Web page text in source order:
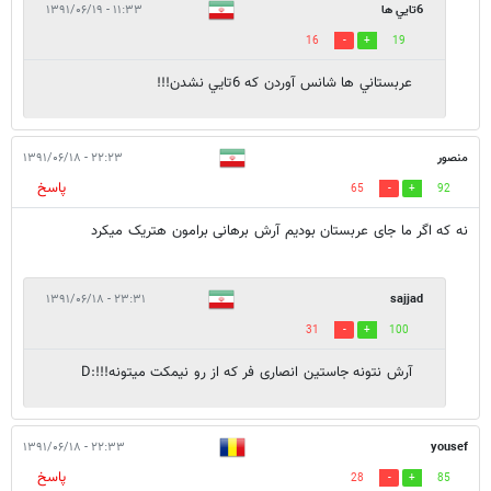
6تايي ها ۱۱:۳۳ - ۱۳۹۱/۰۶/۱۹
19
16
عربستاني ها شانس آوردن كه 6تايي نشدن!!!
منصور ۲۲:۲۳ - ۱۳۹۱/۰۶/۱۸
92
65
پاسخ
نه که اگر ما جای عربستان بودیم آرش برهانی برامون هتریک میکرد
sajjad ۲۳:۳۱ - ۱۳۹۱/۰۶/۱۸
100
31
آرش نتونه جاستین انصاری فر که از رو نیمکت میتونه!!!:D
yousef ۲۲:۳۳ - ۱۳۹۱/۰۶/۱۸
85
28 پاسخ